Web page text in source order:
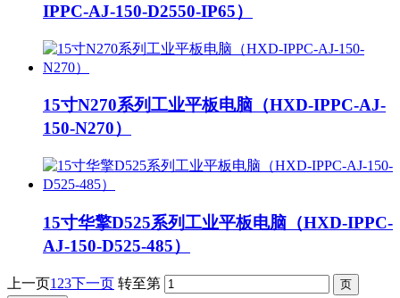
IPPC-AJ-150-D2550-IP65）
15寸N270系列工业平板电脑（HXD-IPPC-AJ-
150-N270）
15寸华擎D525系列工业平板电脑（HXD-IPPC-
AJ-150-D525-485）
上一页1 23下一页 转至第